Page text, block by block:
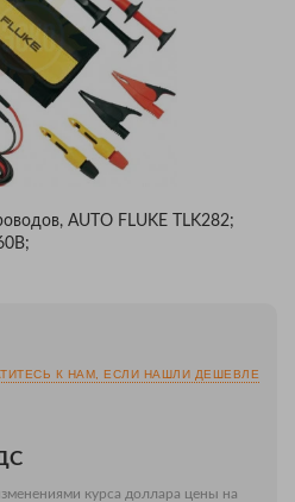
AUTO FLUKE TLK282;
К НАМ, ЕСЛИ НАШЛИ ДЕШЕВЛЕ
курса доллара цены на